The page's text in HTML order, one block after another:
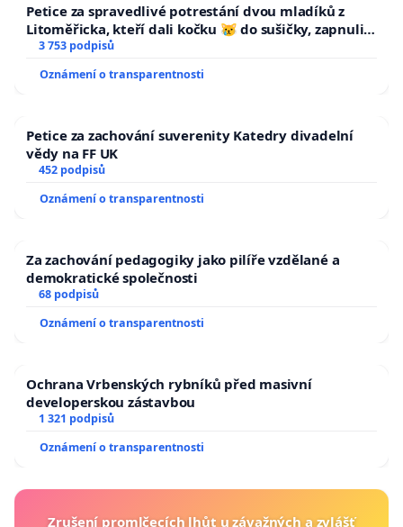
Petice za spravedlivé potrestání dvou mladíků z
Litoměřicka, kteří dali kočku 😿 do sušičky, zapnuli ji
a umírání zvířete natočili.
3 753 podpisů
Oznámení o transparentnosti
Petice za zachování suverenity Katedry divadelní
vědy na FF UK
452 podpisů
Oznámení o transparentnosti
Za zachování pedagogiky jako pilíře vzdělané a
demokratické společnosti
68 podpisů
Oznámení o transparentnosti
Ochrana Vrbenských rybníků před masivní
developerskou zástavbou
1 321 podpisů
Oznámení o transparentnosti
Zrušení promlčecích lhůt u závažných a zvlášť